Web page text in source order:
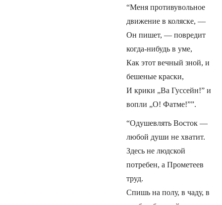
“Меня противувольное
движение в коляске, —
Он пишет, — повредит
когда-нибудь в уме,
Как этот вечный зной, и
бешеные краски,
И крики „Ва Гуссейн!” и
вопли „О! Фатме!””.
“Одушевлять Восток —
любой души не хватит.
Здесь не людской
потребен, а Прометеев
труд.
Спишь на полу, в чаду, в